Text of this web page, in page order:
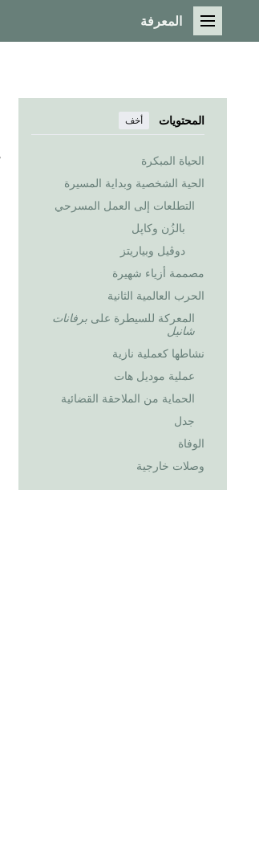
القائمة الرئيسية
المعرفة
المحتويات أخف
الحياة المبكرة
الحية الشخصية وبداية المسيرة
التطلعات إلى العمل المسرحي
بالزُن وكاپل
دوڤيل وبياريتز
مصممة أزياء شهيرة
الحرب العالمية الثانية
المعركة للسيطرة على برفانات
شانيل
نشاطها كعملية نازية
عملية موديل هات
الحماية من الملاحقة القضائية
جدل
الوفاة
وصلات خارجية